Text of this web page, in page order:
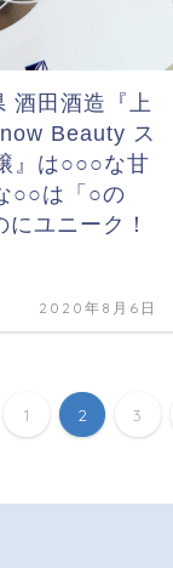
酒田酒造『上
Beauty ス
』は○○○な甘
○○は「○の
ユニーク！
2020年8月6日
1 2 3